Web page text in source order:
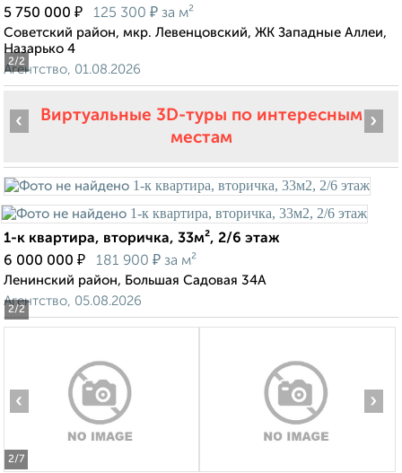
2/2
5 750 000 ₽ 125 300 ₽ за м²
Советский район, мкр. Левенцовский, ЖК Западные Аллеи,
Назарько 4
Агентство, 01.08.2026
Виртуальные 3D-туры по интересным
местам
2/2
‹ ›
1-к квартира, вторичка, 33м², 2/6 этаж
6 000 000 ₽ 181 900 ₽ за м²
Ленинский район, Большая Садовая 34А
Агентство, 05.08.2026
2/7
‹ ›